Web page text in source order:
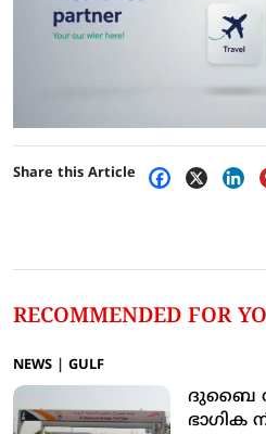
Share this Article
RECOMMENDED FOR
NEWS GULF
ദുബൈ
ഭാഗിക